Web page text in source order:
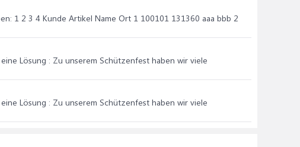
1 2 3 4 Kunde Artikel Name Ort 1 100101 131360 aaa bbb 2
Lösung : Zu unserem Schützenfest haben wir viele
Lösung : Zu unserem Schützenfest haben wir viele